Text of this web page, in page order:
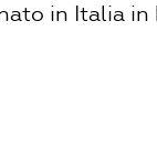
in Italia in